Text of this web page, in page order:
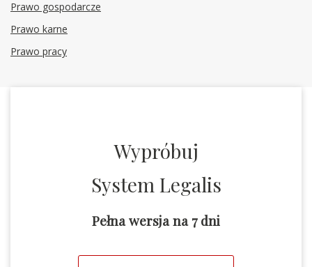
Prawo gospodarcze
Prawo karne
Prawo pracy
Wypróbuj
System Legalis
Pełna wersja na 7 dni